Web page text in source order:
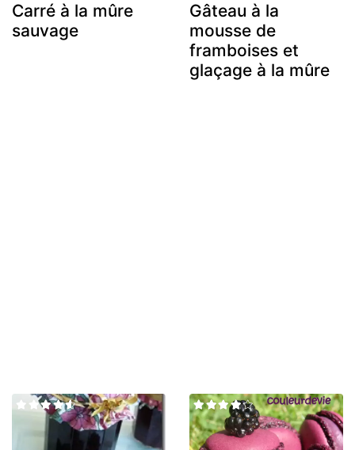
Carré à la mûre
sauvage
Gâteau à la
mousse de
framboises et
glaçage à la mûre